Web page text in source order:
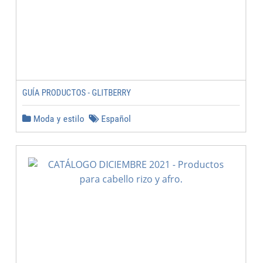
GUÍA PRODUCTOS - GLITBERRY
Moda y estilo Español